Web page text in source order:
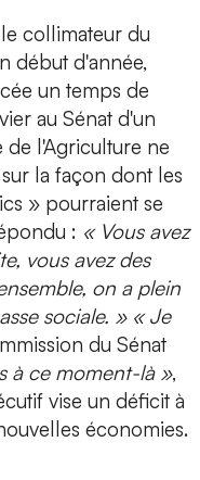
collimateur du
début d'année,
un temps de
au Sénat d'un
de l'Agriculture ne
la façon dont les
» pourraient se
: « Vous avez
vous avez des
on a plein
sociale. » « Je
du Sénat
à ce moment-là »,
vise un déficit à
économies.